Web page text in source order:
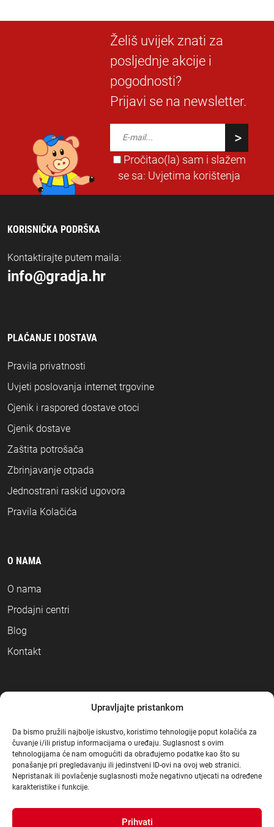
Upravljajte pristankom
Da bismo pružili najbolje iskustvo, koristimo tehnologije poput kolačića za
čuvanje i/ili pristup informacijama o uređaju. Suglasnost s ovim
tehnologijama će nam omogućiti da obrađujemo podatke kao što su
ponašanje pri pregledavanju ili jedinstveni ID-ovi na ovoj web stranici.
Nepristanak ili povlačenje suglasnosti može negativno utjecati na određene
karakteristike i funkcije.
Prihvati
Želiš uvijek znati za
posljednje akcije i
pogodnosti?
Prijavi se na newsletter.
Pročitao(la) sam i slažem
se sa: Uvjetima korištenja
KORISNIČKA PODRŠKA
Kontaktirajte putem maila:
info@gradja.hr
PLAĆANJE I DOSTAVA
Pravila privatnosti
Uvjeti poslovanja internet trgovine
Cjenik i raspored dostave otoci
Cjenik dostave
Zaštita potrošača
Zbrinjavanje otpada
Jednostrani raskid ugovora
Pravila Kolačića
O NAMA
O nama
Prodajni centri
Blog
Kontakt